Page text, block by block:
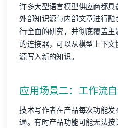
许多大型语言模型供应商都
外部知识源与内部文章进行
行全面的研究，并彻底覆盖
的连接器，可以从模型上下
源写入新的知识。
应用场景二：工作流
技术写作者在产品每次功能
通。有时产品功能可能无法